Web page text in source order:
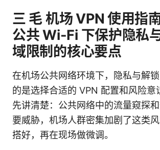
三 毛 机场 VPN 使用指
公共 Wi-Fi 下保护隐私
域限制的核心要点
在机场公共网络环境下，隐私与解
的是选择合适的 VPN 配置和风险意
先讲清楚：公共网络中的流量窥探
要威胁，机场人群密集加剧了这类
搭好，再在现场做微调。